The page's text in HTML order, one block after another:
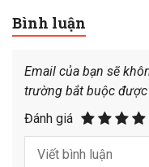
Bình luận
Email của bạn sẽ
trường bắt buộc được
Đánh giá